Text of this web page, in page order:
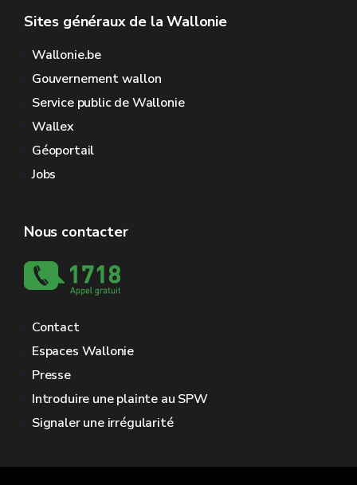
Sites généraux de la Wallonie
Wallonie.be
Gouvernement wallon
Service public de Wallonie
Wallex
Géoportail
Jobs
Nous contacter
Contact
Espaces Wallonie
Presse
Introduire une plainte au SPW
Signaler une irrégularité